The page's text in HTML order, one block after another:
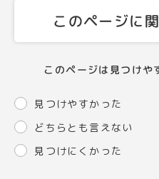
このページに
このページは見つけや
見つけやすかった
どちらとも言えない
見つけにくかった